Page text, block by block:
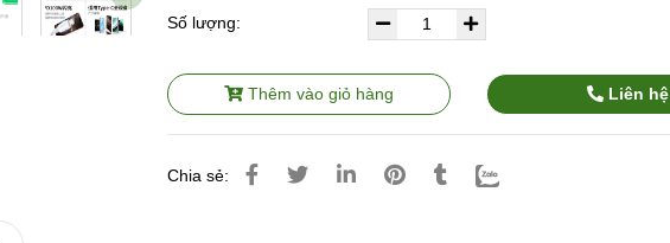
Số lượng:
Thêm vào giỏ hàng Liên hệ
Chia sẻ: